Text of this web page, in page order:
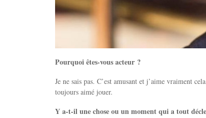
Pourquoi êtes-vous acteur ?
Je ne sais pas. C’est amusant et j’aime vraiment
toujours aimé jouer.
Y a-t-il une chose ou un moment qui a tout